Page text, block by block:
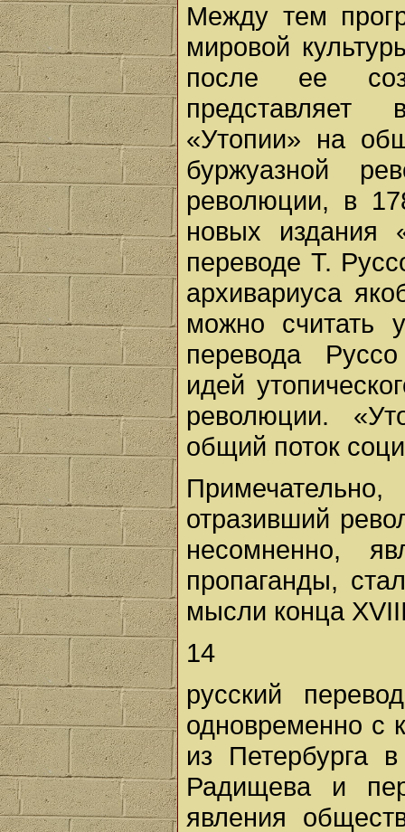
Между тем
мировой
после ее
представляет
«Утопии» на
буржуазной
революции, в
новых издания
переводе Т.
архивариуса
можно считать
перевода
идей
революции.
общий поток
отразивший
несомненно,
пропаганды,
мысли конца
14
русский
одновременно с
из Петербурга
Радищева и
явления